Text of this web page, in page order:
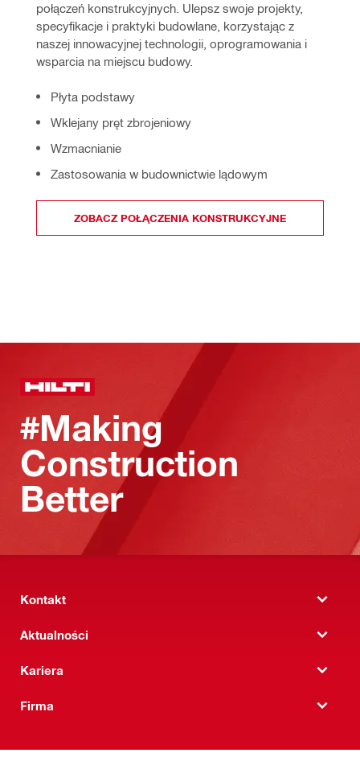
połączeń konstrukcyjnych. Ulepsz swoje projekty,
specyfikacje i praktyki budowlane, korzystając z
naszej innowacyjnej technologii, oprogramowania i
wsparcia na miejscu budowy.
Płyta podstawy
Wklejany pręt zbrojeniowy
Wzmacnianie
Zastosowania w budownictwie lądowym
ZOBACZ POŁĄCZENIA KONSTRUKCYJNE
#Making
Construction
Better
Kontakt
Aktualności
Kariera
Firma